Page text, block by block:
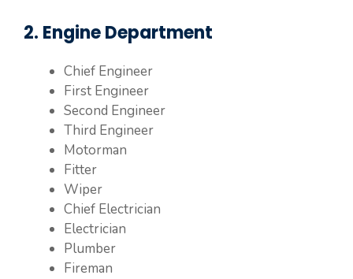
2. Engine Department
Chief Engineer
First Engineer
Second Engineer
Third Engineer
Motorman
Fitter
Wiper
Chief Electrician
Electrician
Plumber
Fireman